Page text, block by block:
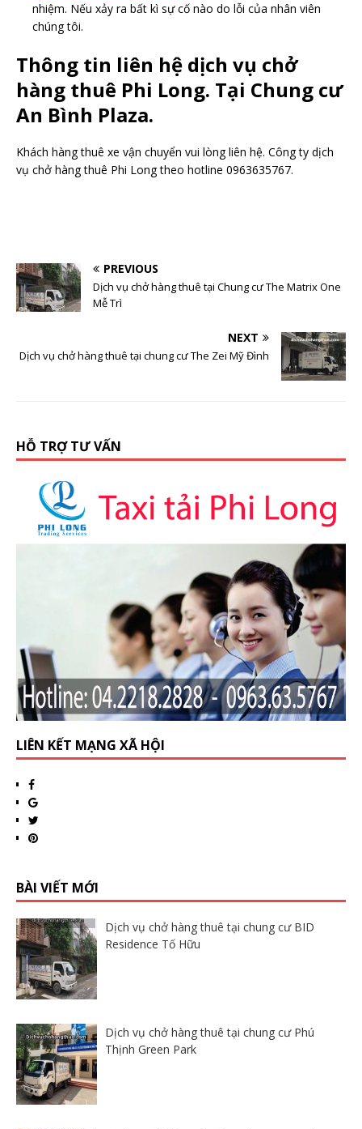
nhiệm. Nếu xảy ra bất kì sự cố nào do lỗi của nhân viên
chúng tôi.
Thông tin liên hệ dịch vụ chở
hàng thuê Phi Long. Tại Chung cư
An Bình Plaza.
Khách hàng thuê xe vận chuyển vui lòng liên hệ. Công ty dịch
vụ chở hàng thuê Phi Long theo hotline 0963635767.
PREVIOUS
Dịch vụ chở hàng thuê tại Chung cư The Matrix One
Mễ Trì
NEXT
Dịch vụ chở hàng thuê tại chung cư The Zei Mỹ Đình
HỖ TRỢ TƯ VẤN
LIÊN KẾT MẠNG XÃ HỘI
BÀI VIẾT MỚI
Dịch vụ chở hàng thuê tại chung cư BID
Residence Tố Hữu
Dịch vụ chở hàng thuê tại chung cư Phú
Thịnh Green Park